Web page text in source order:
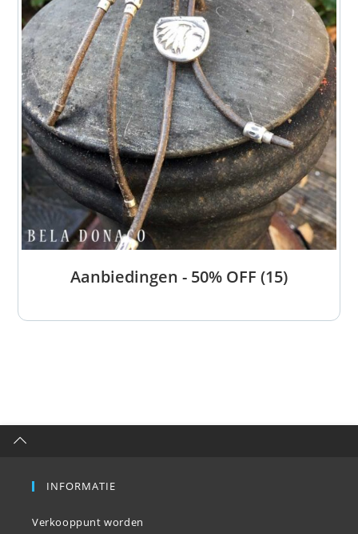
Aanbiedingen - 50% OFF (15)
INFORMATIE
Verkooppunt worden